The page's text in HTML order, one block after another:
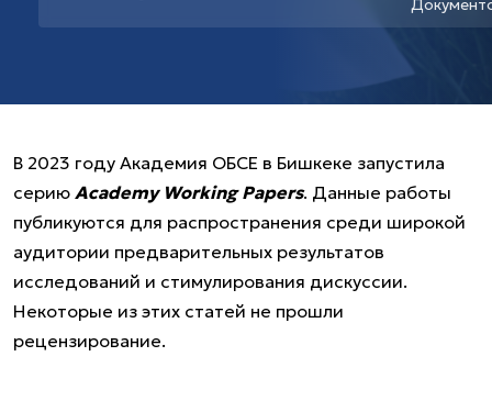
В 2023 году Академия ОБСЕ в Бишкеке запустила
серию Academy Working Papers. Данные работы
публикуются для распространения среди широкой
аудитории предварительных результатов
исследований и стимулирования дискуссии.
Некоторые из этих статей не прошли
рецензирование.